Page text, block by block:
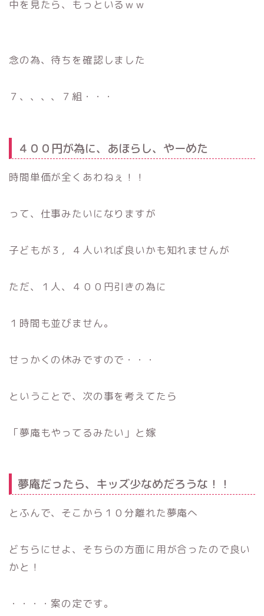
中を見たら、もっといるｗｗ
念の為、待ちを確認しました
７、、、、７組・・・
４００円が為に、あほらし、やーめた
時間単価が全くあわねぇ！！
って、仕事みたいになりますが
子どもが３，４人いれば良いかも知れませんが
ただ、１人、４００円引きの為に
１時間も並びません。
せっかくの休みですので・・・
ということで、次の事を考えてたら
「夢庵もやってるみたい」と嫁
夢庵だったら、キッズ少なめだろうな！！
とふんで、そこから１０分離れた夢庵へ
どちらにせよ、そちらの方面に用が合ったので良い
かと！
・・・・案の定です。